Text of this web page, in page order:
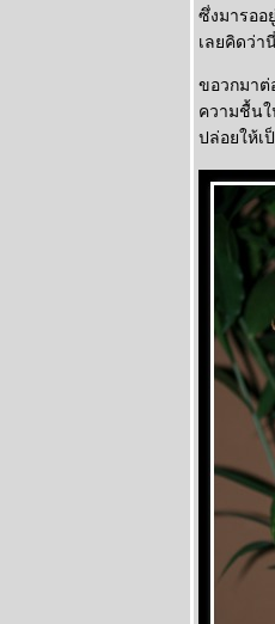
ซึ่งมารออ
เลยคิดว่า
ขอวกมาต่
ความชื้นใ
ปล่อยให้เ